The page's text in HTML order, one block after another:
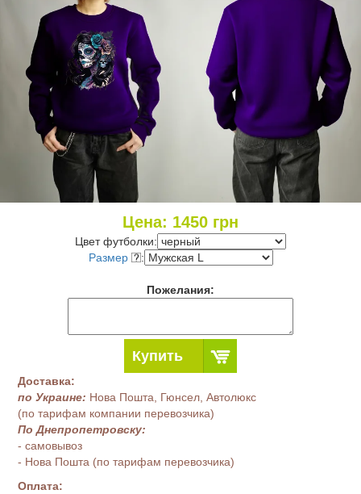
Цена: 1450 грн
Цвет футболки:
Размер
:
Пожелания:
Купить
Доставка:
по Украине: Нова Пошта, Гюнсел, Автолюкс
(по тарифам компании перевозчика)
По Днепропетровску:
- самовывоз
- Нова Пошта (по тарифам перевозчика)
Оплата: